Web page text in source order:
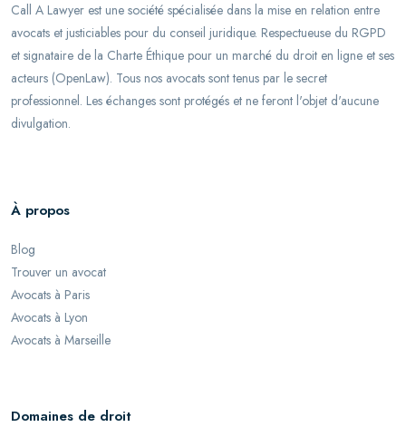
Call A Lawyer est une société spécialisée dans la mise en relation entre
avocats et justiciables pour du conseil juridique. Respectueuse du RGPD
et signataire de la Charte Éthique pour un marché du droit en ligne et ses
acteurs (OpenLaw). Tous nos avocats sont tenus par le secret
professionnel. Les échanges sont protégés et ne feront l'objet d'aucune
divulgation.
À propos
Blog
Trouver un avocat
Avocats à Paris
Avocats à Lyon
Avocats à Marseille
Domaines de droit